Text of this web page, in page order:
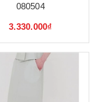
080504
3.330.000₫